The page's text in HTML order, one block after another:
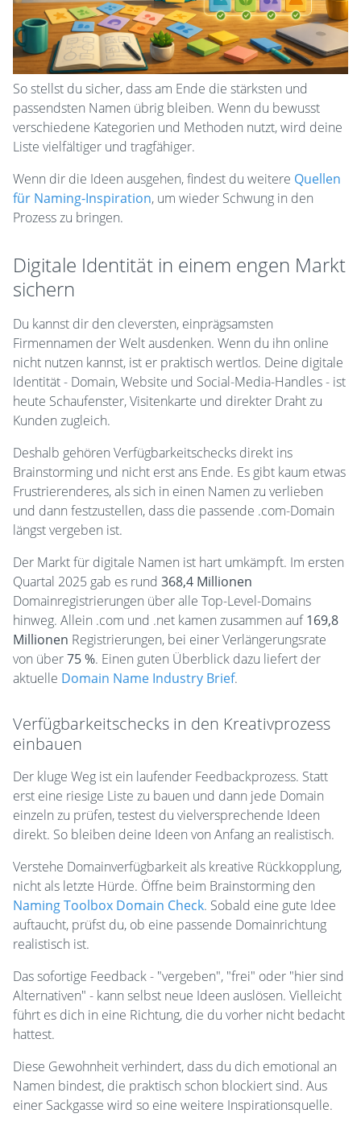
So stellst du sicher, dass am Ende die stärksten und
passendsten Namen übrig bleiben. Wenn du bewusst
verschiedene Kategorien und Methoden nutzt, wird deine
Liste vielfältiger und tragfähiger.
Wenn dir die Ideen ausgehen, findest du weitere Quellen
für Naming-Inspiration, um wieder Schwung in den
Prozess zu bringen.
Digitale Identität in einem engen Markt
sichern
Du kannst dir den cleversten, einprägsamsten
Firmennamen der Welt ausdenken. Wenn du ihn online
nicht nutzen kannst, ist er praktisch wertlos. Deine digitale
Identität - Domain, Website und Social-Media-Handles - ist
heute Schaufenster, Visitenkarte und direkter Draht zu
Kunden zugleich.
Deshalb gehören Verfügbarkeitschecks direkt ins
Brainstorming und nicht erst ans Ende. Es gibt kaum etwas
Frustrierenderes, als sich in einen Namen zu verlieben
und dann festzustellen, dass die passende .com-Domain
längst vergeben ist.
Der Markt für digitale Namen ist hart umkämpft. Im ersten
Quartal 2025 gab es rund 368,4 Millionen
Domainregistrierungen über alle Top-Level-Domains
hinweg. Allein .com und .net kamen zusammen auf169,8
Millionen Registrierungen, bei einer Verlängerungsrate
von über75 %. Einen guten Überblick dazu liefert der
aktuelle Domain Name Industry Brief.
Verfügbarkeitschecks in den Kreativprozess
einbauen
Der kluge Weg ist ein laufender Feedbackprozess. Statt
erst eine riesige Liste zu bauen und dann jede Domain
einzeln zu prüfen, testest du vielversprechende Ideen
direkt. So bleiben deine Ideen von Anfang an realistisch.
Verstehe Domainverfügbarkeit als kreative Rückkopplung,
nicht als letzte Hürde. Öffne beim Brainstorming den
Naming Toolbox Domain Check. Sobald eine gute Idee
auftaucht, prüfst du, ob eine passende Domainrichtung
realistisch ist.
Das sofortige Feedback - "vergeben", "frei" oder "hier sind
Alternativen" - kann selbst neue Ideen auslösen. Vielleicht
führt es dich in eine Richtung, die du vorher nicht bedacht
hattest.
Diese Gewohnheit verhindert, dass du dich emotional an
Namen bindest, die praktisch schon blockiert sind. Aus
einer Sackgasse wird so eine weitere Inspirationsquelle.